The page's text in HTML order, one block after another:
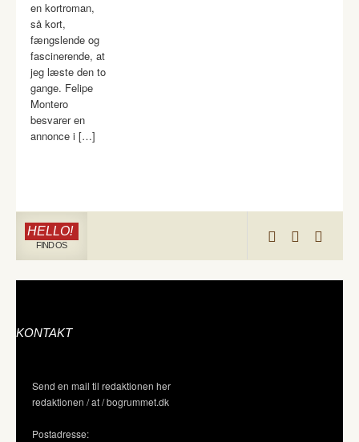
en kortroman,
så kort,
fængslende og
fascinerende, at
jeg læste den to
gange. Felipe
Montero
besvarer en
annonce i […]
HELLO!
FIND OS
KONTAKT
Send en mail til redaktionen her
redaktionen / at / bogrummet.dk
Postadresse: